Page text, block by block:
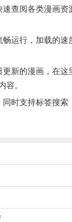
查阅各类漫画
运行，加载的
新的漫画，在
。
时支持标签搜